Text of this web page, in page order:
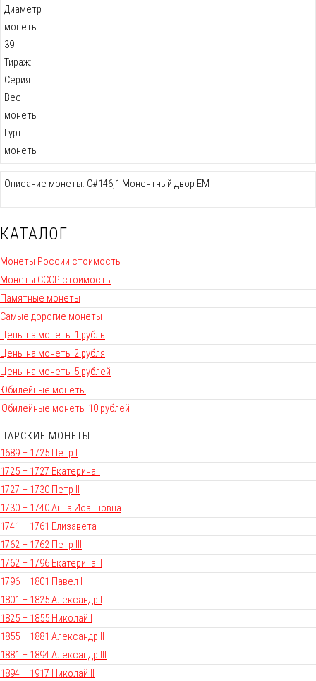
Диаметр
монеты:
39
Тираж:
Серия:
Вес
монеты:
Гурт
монеты:
Описание монеты: C#146,1 Монентный двор ЕМ
КАТАЛОГ
Монеты России стоимость
Монеты СССР стоимость
Памятные монеты
Самые дорогие монеты
Цены на монеты 1 рубль
Цены на монеты 2 рубля
Цены на монеты 5 рублей
Юбилейные монеты
Юбилейные монеты 10 рублей
ЦАРСКИЕ МОНЕТЫ
1689 – 1725 Петр I
1725 – 1727 Екатерина I
1727 – 1730 Петр II
1730 – 1740 Анна Иоанновна
1741 – 1761 Елизавета
1762 – 1762 Петр III
1762 – 1796 Екатерина II
1796 – 1801 Павел I
1801 – 1825 Александр I
1825 – 1855 Николай I
1855 – 1881 Александр II
1881 – 1894 Александр III
1894 – 1917 Николай II